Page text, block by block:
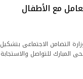
مع الأطفال
التضامن الاجتماعى بتشكيل
المبارك للتواصل والاستجابة